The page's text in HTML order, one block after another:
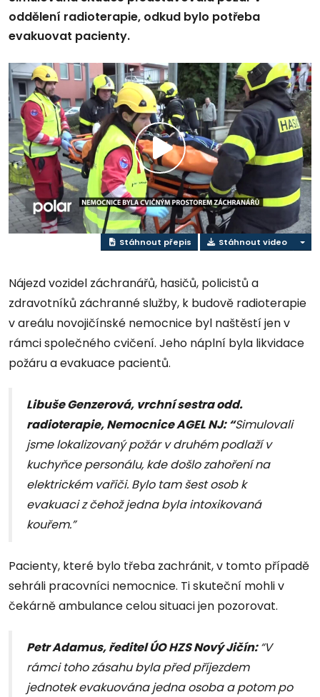
oddělení radioterapie, odkud bylo potřeba
evakuovat pacienty.
Přehrát
video
Stáhnout přepis Stáhnout video
Nájezd vozidel záchranářů, hasičů, policistů a
zdravotníků záchranné služby, k budově radioterapie
v areálu novojičínské nemocnice byl naštěstí jen v
rámci společného cvičení. Jeho náplní byla likvidace
požáru a evakuace pacientů.
Libuše Genzerová, vrchní sestra odd.
radioterapie, Nemocnice AGEL NJ: “Simulovali
jsme lokalizovaný požár v druhém podlaží v
kuchyňce personálu, kde došlo zahoření na
elektrickém vařiči. Bylo tam šest osob k
evakuaci z čehož jedna byla intoxikovaná
kouřem.”
Pacienty, které bylo třeba zachránit, v tomto případě
sehráli pracovníci nemocnice. Ti skuteční mohli v
čekárně ambulance celou situaci jen pozorovat.
Petr Adamus, ředitel ÚO HZS Nový Jičín:“V
rámci toho zásahu byla před příjezdem
jednotek evakuována jedna osoba a potom po